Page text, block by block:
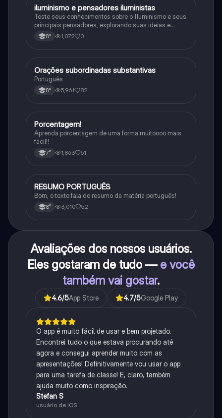
História
iluminismo e pensadores iluministas
Teste seus conhecimentos sobre o Iluminismo e seus
principais pensadores, explorando suas ideias e
impacto histórico.
8° 1,072 0
Português
Orações subordinadas substantivas
Português
8° 5,961 82
Matematica
Porcentagem!
Aprenda porcentagem de uma forma muitoooo mais
fácil!!
7° 1,863 51
Português
RESUMO PORTUGUÊS
Bom, o texto fala do resumo da matéria português!
8° 3,010 52
Avaliações dos nossos usuários.
Eles gostaram de tudo — e você
também vai gostar.
4.6/5App Store 4.7/5Google Play
O app é muito fácil de usar e bem projetado.
Encontrei tudo o que estava procurando até
agora e consegui aprender muito com as
apresentações! Definitivamente vou usar o app
para uma tarefa de classe! E, claro, também
ajuda muito como inspiração.
Stefan S
usuário de iOS